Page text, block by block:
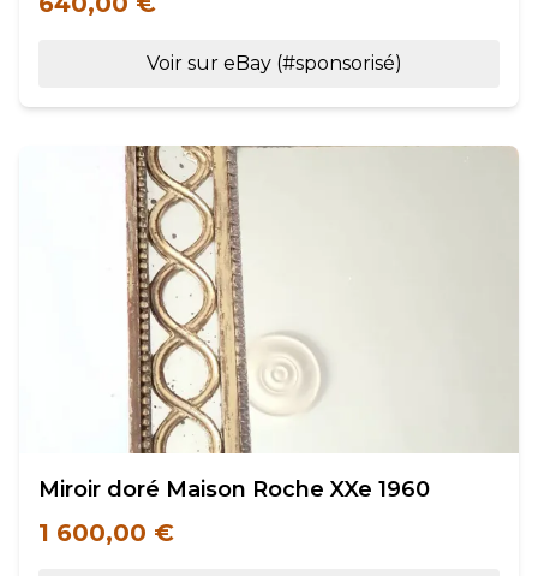
Voir sur eBay (#sponsorisé)
Miroir doré Maison Roche XXe 1960
1 600,00 €